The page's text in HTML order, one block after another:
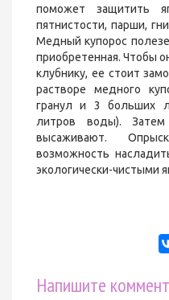
поможет защитить
пятнистости, парши,
Медный купорос
приобретенная. Чтобы
клубнику, ее стоит
растворе медного
гранул и 3 больших
литров воды). Затем
высаживают.
возможность
экологически-чистыми
Напишите